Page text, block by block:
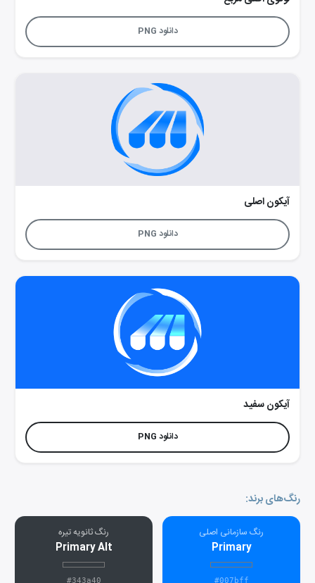
دانلود PNG
آیکون اصلی
دانلود PNG
آیکون سفید
دانلود PNG
رنگ‌های برند:
رنگ سازمانی اصلی
Primary
#007bff
رنگ ثانویه تیره
Primary Alt
#343a40